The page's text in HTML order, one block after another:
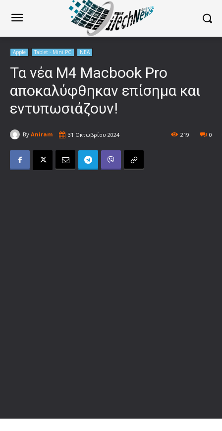
Apple Tablet - Mini PC ΝΕΑ
Τα νέα M4 Macbook Pro
αποκαλύφθηκαν επίσημα και
εντυπωσιάζουν!
By Aniram 31 Οκτωβρίου 2024 0
219